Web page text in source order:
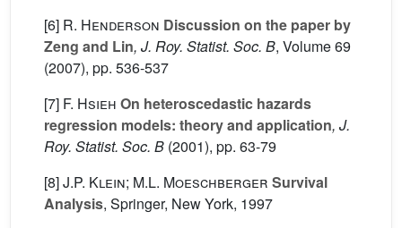
[6] R. Henderson Discussion on the paper by
Zeng and Lin, J. Roy. Statist. Soc. B, Volume 69
(2007), pp. 536-537
[7] F. Hsieh On heteroscedastic hazards
regression models: theory and application, J.
Roy. Statist. Soc. B (2001), pp. 63-79
[8]J.P. Klein; M.L. Moeschberger Survival
Analysis, Springer, New York, 1997